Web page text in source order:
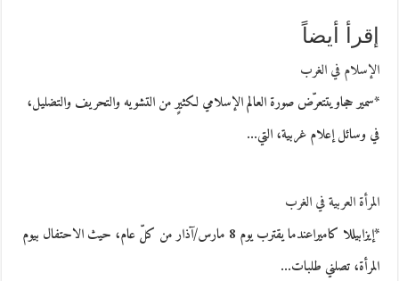
إقرأ أيضاً
الإسلام في الغرب
*سمير حجاويتتعرّض صورة العالم الإسلامي لكثيرٍ من التشويه والتحريف والتضليل،
في وسائل إعلام غربية، التي…
المرأة العربية في الغرب
*إيزابيللا كاميراعندما يقترب يوم 8 مارس/آذار من كلّ عام، حيث الاحتفال بيوم
المرأة، تصلني طلبات…